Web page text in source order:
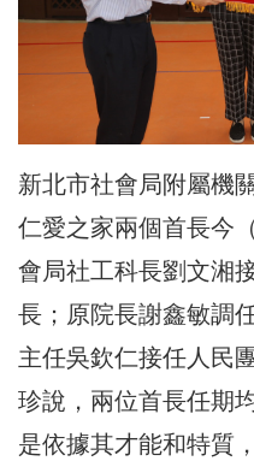
新北市社會局附屬機
仁愛之家兩個首長今
會局社工科長劉文湘
長；原院長謝鑫敏調
主任吳欽仁接任人民
珍說，兩位首長任期
是依據其才能和特質